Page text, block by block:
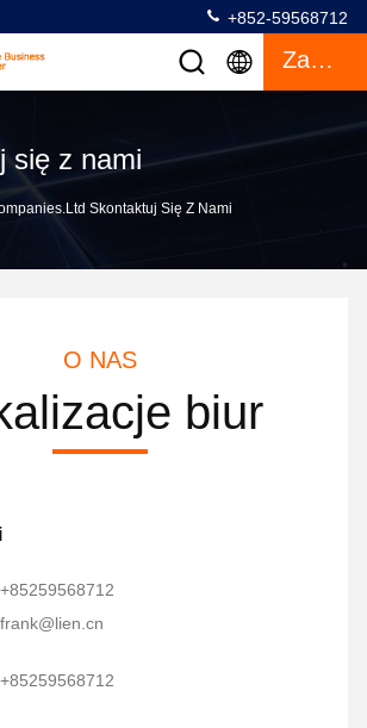
+852-59568712
Zacytować
się z nami
Skontaktuj Się Z Nami
O NAS
biur
+85259568712
frank@lien.cn
+85259568712